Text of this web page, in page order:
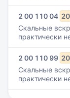
2 00 11004 20
Скальные
практически
2 00 110 99 20
Скальные
практически